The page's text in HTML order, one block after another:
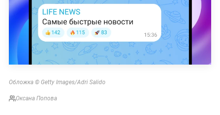
Обложка © Getty Images/Adri Salido
Оксана Попова